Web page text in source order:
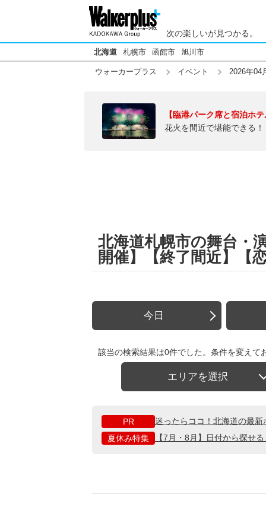
次の楽しいが見つかる。
北海道 札幌市 函館市 旭川市
ウォーカープラス イベント 2026年04
【臨港パーク席と宿泊ホ
花火を間近で堪能できる
北海道札幌市の舞台・
開催】【終了間近】【
今日
該当の検索結果は0件でした。条件を変えて
エリアを選択
PR
迷ったらココ！北海道の最
夏休み特集
【7月・8月】日付から探せ